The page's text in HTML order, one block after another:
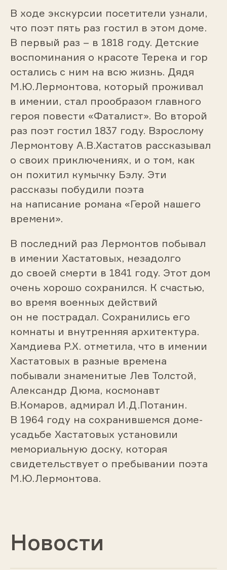
В ходе экскурсии посетители узнали,
что поэт пять раз гостил в этом доме.
В первый раз – в 1818 году. Детские
воспоминания о красоте Терека и гор
остались с ним на всю жизнь. Дядя
М.Ю.Лермонтова, который проживал
в имении, стал прообразом главного
героя повести «Фаталист». Во второй
раз поэт гостил 1837 году. Взрослому
Лермонтову А.В.Хастатов рассказывал
о своих приключениях, и о том, как
он похитил кумычку Бэлу. Эти
рассказы побудили поэта
на написание романа «Герой нашего
времени».
В последний раз Лермонтов побывал
в имении Хастатовых, незадолго
до своей смерти в 1841 году. Этот дом
очень хорошо сохранился. К счастью,
во время военных действий
он не пострадал. Сохранились его
комнаты и внутренняя архитектура.
Хамдиева Р.Х. отметила, что в имении
Хастатовых в разные времена
побывали знаменитые Лев Толстой,
Александр Дюма, космонавт
В.Комаров, адмирал И.Д.Потанин.
В 1964 году на сохранившемся доме-
усадьбе Хастатовых установили
мемориальную доску, которая
свидетельствует о пребывании поэта
М.Ю.Лермонтова.
Новости